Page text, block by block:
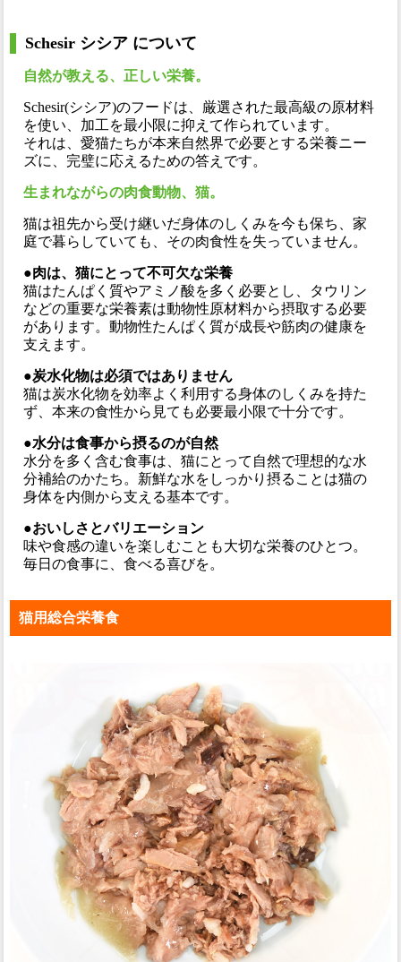
Schesir シシア について
自然が教える、正しい栄養。
Schesir(シシア)のフードは、厳選された最高級の原材料
を使い、加工を最小限に抑えて作られています。
それは、愛猫たちが本来自然界で必要とする栄養ニー
ズに、完璧に応えるための答えです。
生まれながらの肉食動物、猫。
猫は祖先から受け継いだ身体のしくみを今も保ち、家
庭で暮らしていても、その肉食性を失っていません。
●肉は、猫にとって不可欠な栄養
猫はたんぱく質やアミノ酸を多く必要とし、タウリン
などの重要な栄養素は動物性原材料から摂取する必要
があります。動物性たんぱく質が成長や筋肉の健康を
支えます。
●炭水化物は必須ではありません
猫は炭水化物を効率よく利用する身体のしくみを持た
ず、本来の食性から見ても必要最小限で十分です。
●水分は食事から摂るのが自然
水分を多く含む食事は、猫にとって自然で理想的な水
分補給のかたち。新鮮な水をしっかり摂ることは猫の
身体を内側から支える基本です。
●おいしさとバリエーション
味や食感の違いを楽しむことも大切な栄養のひとつ。
毎日の食事に、食べる喜びを。
猫用総合栄養食